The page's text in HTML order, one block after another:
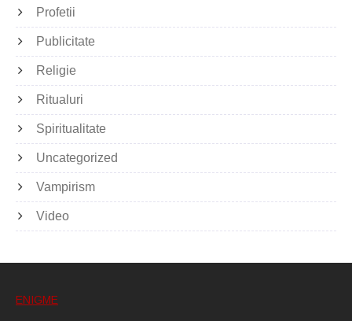
Profetii
Publicitate
Religie
Ritualuri
Spiritualitate
Uncategorized
Vampirism
Video
ENIGME